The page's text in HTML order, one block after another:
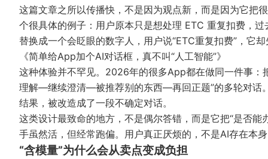
这篇文章之所以传播快，不是因为观点新，而是因为它把
个很具体的例子：用户原本只是想处理 ETC 重复扣费，
替换成一个会眨眼的数字人，用户说“ETC重复扣费”，它
《简单给App加个AI对话框，真不叫“人工智能”》
这种体验并不罕见。2026年的很多App都在做同一件事
理解—继续澄清—被推荐别的东西—再回正题”的多轮对话
结果，被改造成了一段不确定对话。
这类设计最致命的地方，不是偶尔答错，而是它把“是否
手虽然活，但经常跑偏。用户真正厌烦的，不是AI存在本
“含模量”为什么会从卖点变成负担